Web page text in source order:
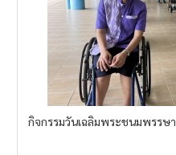
กิจกรรมวันเฉลิมพระชนมพรรษา